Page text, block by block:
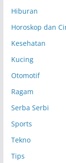
Hiburan
Horoskop dan
Kesehatan
Kucing
Otomotif
Ragam
Serba Serbi
Sports
Tekno
Tips